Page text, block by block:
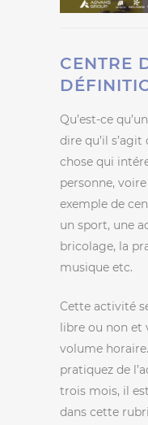
CENTRE
Qu’est-ce
dire qu’il s’agit
chose qui
personne,
exemple de
un sport, une
bricolage, la
musique etc.
Cette activité
libre ou non et
volume
pratiquez de
trois mois, il
dans cette